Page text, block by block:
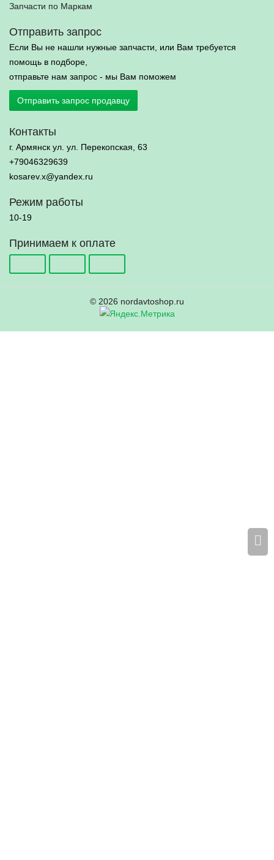
Запчасти по Маркам
Отправить запрос
Если Вы не нашли нужные запчасти, или Вам требуется
помощь в подборе,
отправьте нам запрос - мы Вам поможем
Отправить запрос продавцу
Контакты
г. Армянск ул. ул. Перекопская, 63
+79046329639
kosarev.x@yandex.ru
Режим работы
10-19
Принимаем к оплате
© 2026 nordavtoshop.ru